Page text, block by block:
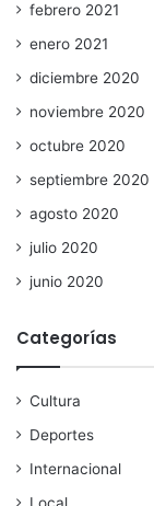
febrero 2021
enero 2021
diciembre 2020
noviembre 2020
octubre 2020
septiembre 2020
agosto 2020
julio 2020
junio 2020
Categorías
Cultura
Deportes
Internacional